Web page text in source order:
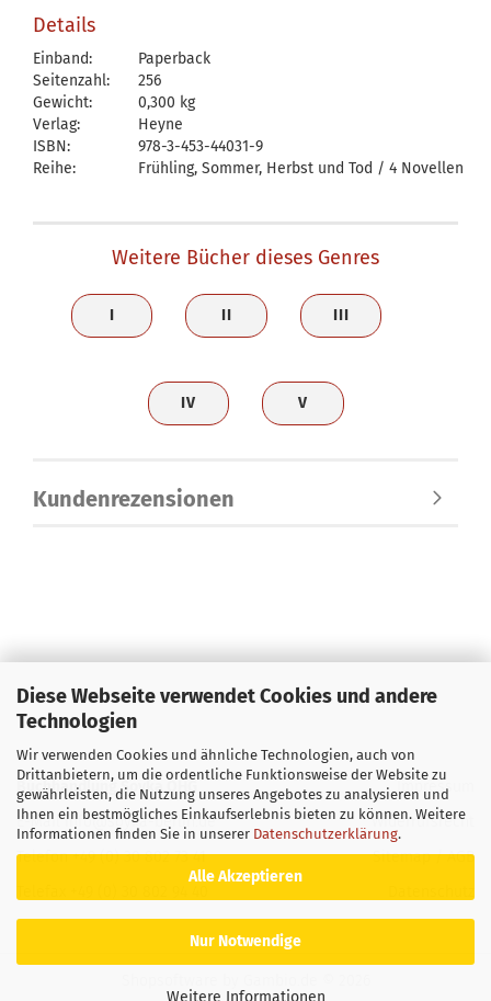
Diese Webseite verwendet Cookies und andere
Technologien
Wir verwenden Cookies und ähnliche Technologien, auch von
Drittanbietern, um die ordentliche Funktionsweise der Website zu
gewährleisten, die Nutzung unseres Angebotes zu analysieren und
Ihnen ein bestmögliches Einkaufserlebnis bieten zu können. Weitere
Informationen finden Sie in unserer Datenschutzerklärung.
Alle Akzeptieren
Nur Notwendige
Weitere Informationen
Details
Einband:
Seitenzahl:
Gewicht:
Verlag:
ISBN:
Reihe:
Paperback
256
0,300 kg
Heyne
978-3-453-44031-9
Frühling, Sommer, Herbst und Tod / 4 Novellen
Weitere Bücher dieses Genres
I II III
IV V
Kundenrezensionen
Buchhandlung Soyka OHG
E-Mailinfo@soyka-berlin.de
Telefon +49 (0) 30 802 73 41
Impressum
Widerrufsrecht
Sitemap/AGB